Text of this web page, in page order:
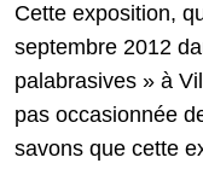
Cette exposition,
septembre 2012
palabrasives » à
pas occasionnée
savons que cette